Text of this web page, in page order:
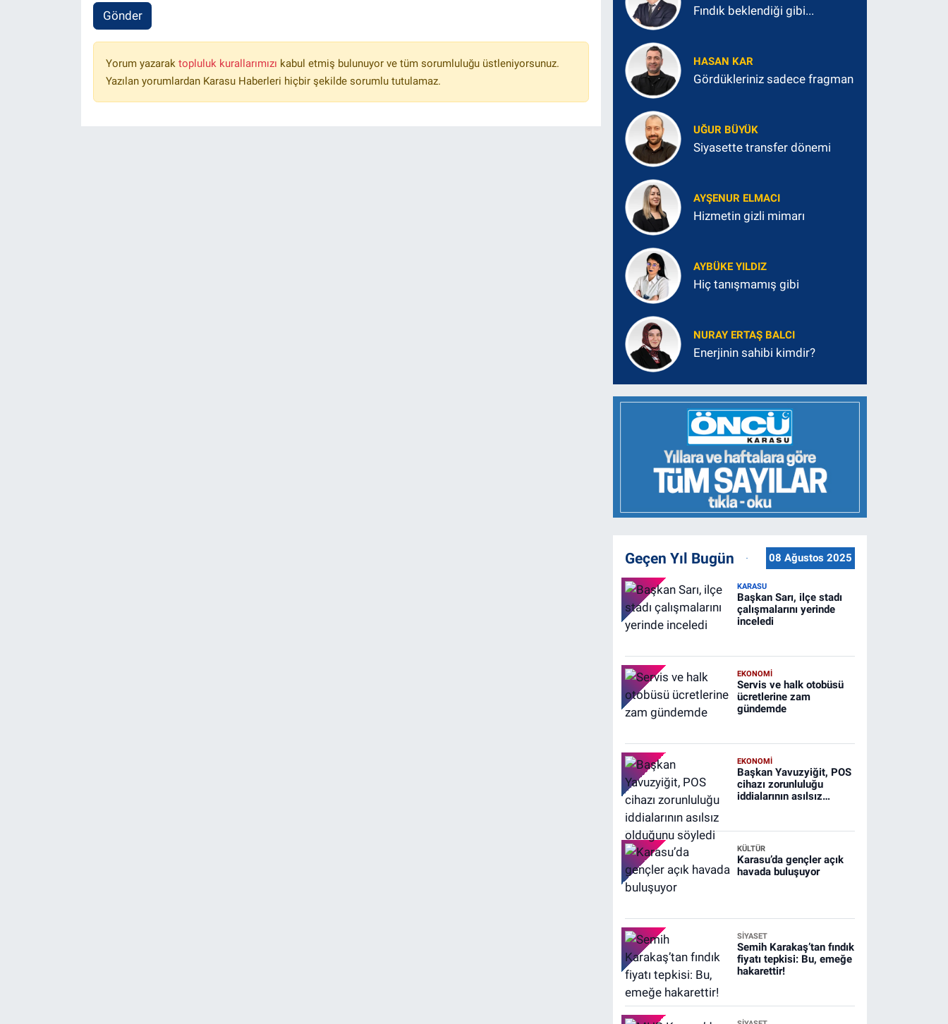
Gönder
Yorum yazarak topluluk kurallarımızı kabul etmiş bulunuyor ve tüm sorumluluğu üstleniyorsunuz.
Yazılan yorumlardan Karasu Haberleri hiçbir şekilde sorumlu tutulamaz.
Fındık beklendiği gibi...
HASAN KAR
Gördükleriniz sadece fragman
UĞUR BÜYÜK
Siyasette transfer dönemi
AYŞENUR ELMACI
Hizmetin gizli mimarı
AYBÜKE YILDIZ
Hiç tanışmamış gibi
NURAY ERTAŞ BALCI
Enerjinin sahibi kimdir?
Geçen Yıl Bugün 08 Ağustos 2025
KARASU
Başkan Sarı, ilçe stadı
çalışmalarını yerinde
inceledi
EKONOMİ
Servis ve halk otobüsü
ücretlerine zam
gündemde
EKONOMİ
Başkan Yavuzyiğit, POS
cihazı zorunluluğu
iddialarının asılsız
KÜLTÜR
Karasu’da gençler açık
havada buluşuyor
SİYASET
Semih Karakaş’tan fındık
fiyatı tepkisi: Bu, emeğe
hakarettir!